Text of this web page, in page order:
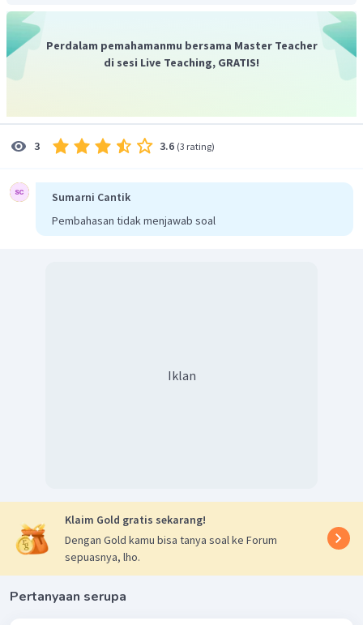
Perdalam pemahamanmu bersama Master Teacher
di sesi Live Teaching, GRATIS!
3 3.6 (3 rating)
Sumarni Cantik
Pembahasan tidak menjawab soal
Iklan
Klaim Gold gratis sekarang!
Dengan Gold kamu bisa tanya soal ke Forum
sepuasnya, lho.
Pertanyaan serupa